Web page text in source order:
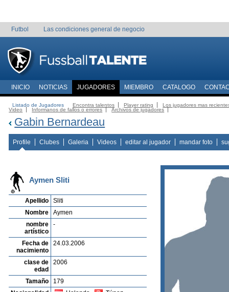
Futbol Las condiciones general de negocio
INICIO NOTICIAS JUGADORES MIEMBRO CATALOGO
Listado de Jugadores Encontra talentos Player rating
Los jugadores mas
Video
Informanos de fallos o errores Archivos de jugadores
Gabin Bernardeau
Profile Clubes Galeria Videos editar al jugador mandar foto
Aymen Sliti
Apellido
Sliti
Nombre
Aymen
nombre
artístico
-
Fecha de
nacimiento
24.03.2006
clase de
edad
2006
Tamaño
179